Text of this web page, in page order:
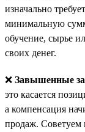
изначально
минимальную
обучение, сырье
своих денег.
❌ Завышенные
это касается
а компенсация
продаж. Советуем